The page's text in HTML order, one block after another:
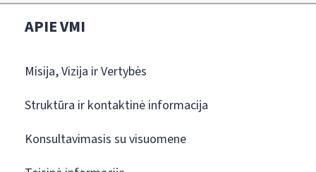
APIE VMI
Misija, Vizija ir Vertybės
Struktūra ir kontaktinė informacija
Konsultavimasis su visuomene